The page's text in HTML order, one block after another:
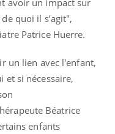
quoi il s’agit",
Patrice Huerre.
un lien avec l'enfant,
et si nécessaire,
Béatrice
enfants